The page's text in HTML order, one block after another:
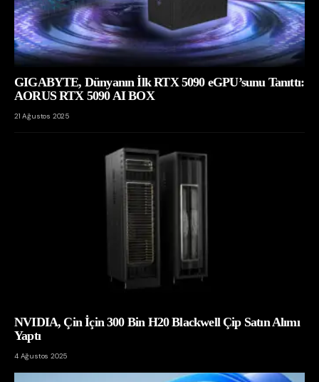
GIGABYTE, Dünyanın İlk RTX 5090 eGPU’sunu Tanıttı:
AORUS RTX 5090 AI BOX
21 Ağustos 2025
NVIDIA, Çin İçin 300 Bin H20 Blackwell Çip Satın Alımı
Yaptı
4 Ağustos 2025